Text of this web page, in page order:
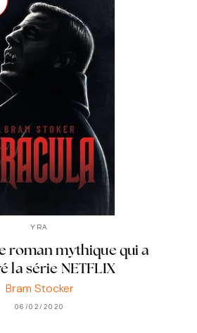
YRA
roman mythique qui a
la série NETFLIX
Bram Stocker
06/02/2020